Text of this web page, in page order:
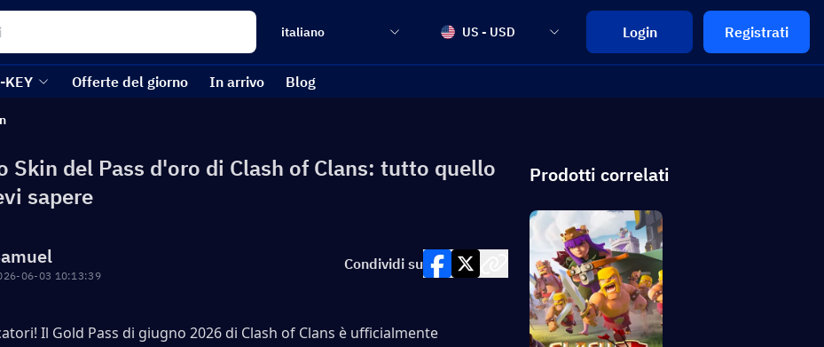
italiano US - USD Login Registrati
KEY Offerte del giorno In arrivo Blog
Skin del Pass d'oro di Clash of Clans: tutto quello
sapere
06-03 10:13:39
Condividi su
Il Gold Pass di giugno 2026 di Clash of Clans è ufficialmente
Prodotti correlati